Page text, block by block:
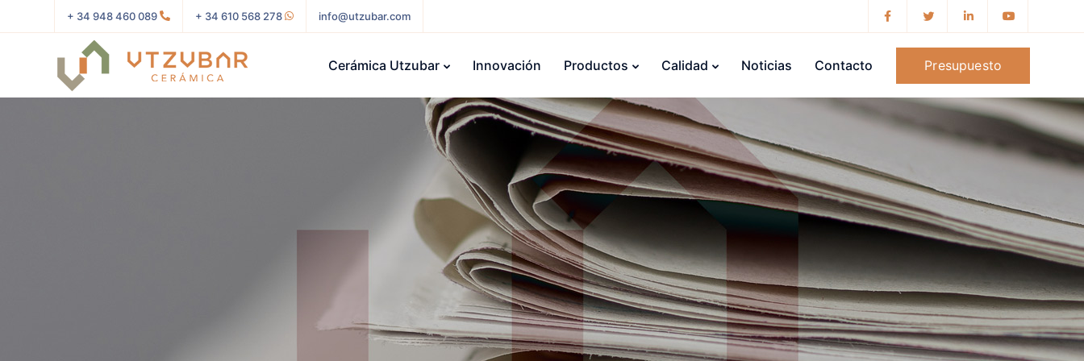
+ 34 948 460 089 + 34 610 568 278 info@utzubar.com
Cerámica Utzubar Innovación Productos Calidad Noticias Contacto Presupuesto